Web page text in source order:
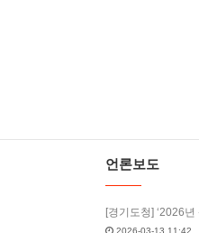
언론보도
2026-03-13 11:42